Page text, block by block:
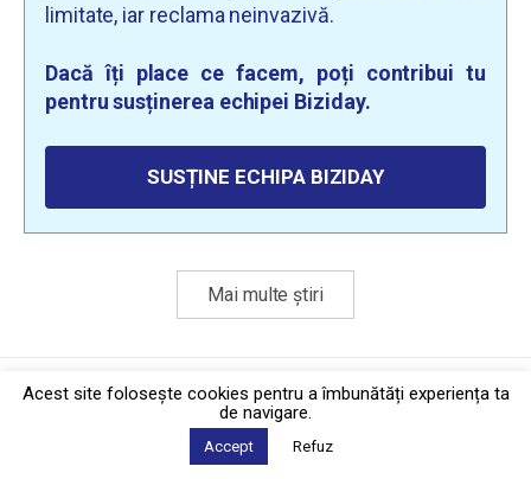
limitate, iar reclama neinvazivă.
Dacă îți place ce facem, poți contribui tu
pentru susținerea echipei Biziday.
SUSȚINE ECHIPA BIZIDAY
Mai multe știri
Politica de confidențialitate·Contact
2026 © Biziday
Acest site foloseşte cookies pentru a îmbunătăți experiența ta
de navigare.
Accept Refuz